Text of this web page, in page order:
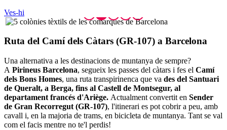
Ves-hi
Ruta del Camí dels Càtars (GR-107) a Barcelona
Una alternativa a les destinacions de muntanya de sempre?
A Pirineus Barcelona, segueix les passes del càtars i fes el Camí
dels Bons Homes, una ruta transpirinenca que va des del Santuari
de Queralt, a Berga, fins al Castell de Montsegur, al
departament francés d'Ariège. Actualment convertit en Sender
de Gran Recorregut (GR-107), l'itinerari es pot cobrir a peu, amb
cavall i, en la majoria de trams, en bicicleta de muntanya. Tant se val
com el facis mentre no te'l perdis!